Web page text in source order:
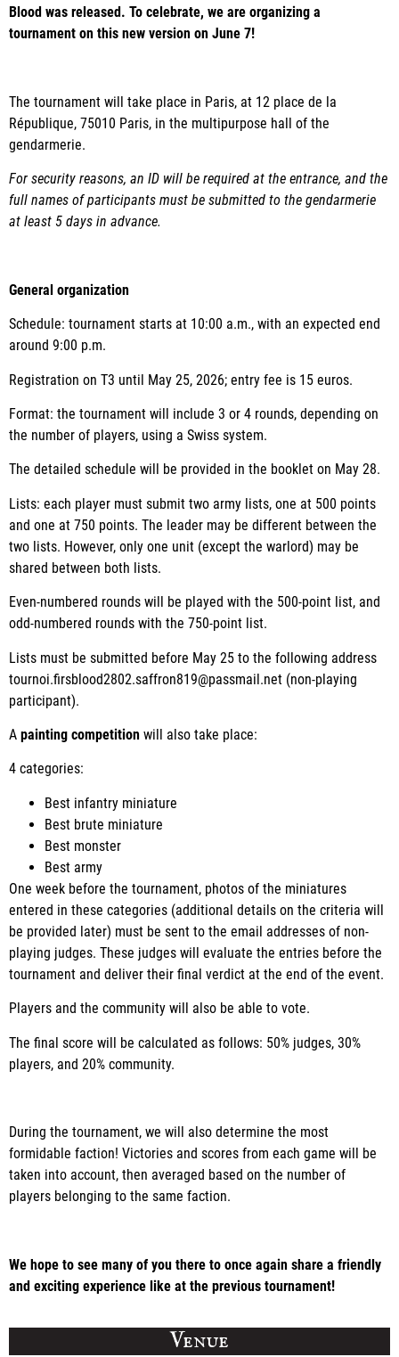
Blood was released. To celebrate, we are organizing a
tournament on this new version on June 7!
The tournament will take place in Paris, at 12 place de la
République, 75010 Paris, in the multipurpose hall of the
gendarmerie.
For security reasons, an ID will be required at the entrance, and the
full names of participants must be submitted to the gendarmerie
at least 5 days in advance.
General organization
Schedule: tournament starts at 10:00 a.m., with an expected end
around 9:00 p.m.
Registration on T3 until May 25, 2026; entry fee is 15 euros.
Format: the tournament will include 3 or 4 rounds, depending on
the number of players, using a Swiss system.
The detailed schedule will be provided in the booklet on May 28.
Lists: each player must submit two army lists, one at 500 points
and one at 750 points. The leader may be different between the
two lists. However, only one unit (except the warlord) may be
shared between both lists.
Even-numbered rounds will be played with the 500-point list, and
odd-numbered rounds with the 750-point list.
Lists must be submitted before May 25 to the following address
tournoi.firsblood2802.saffron819@passmail.net (non-playing
participant).
A painting competition will also take place:
4 categories:
Best infantry miniature
Best brute miniature
Best monster
Best army
One week before the tournament, photos of the miniatures
entered in these categories (additional details on the criteria will
be provided later) must be sent to the email addresses of non-
playing judges. These judges will evaluate the entries before the
tournament and deliver their final verdict at the end of the event.
Players and the community will also be able to vote.
The final score will be calculated as follows: 50% judges, 30%
players, and 20% community.
During the tournament, we will also determine the most
formidable faction! Victories and scores from each game will be
taken into account, then averaged based on the number of
players belonging to the same faction.
We hope to see many of you there to once again share a friendly
and exciting experience like at the previous tournament!
Venue